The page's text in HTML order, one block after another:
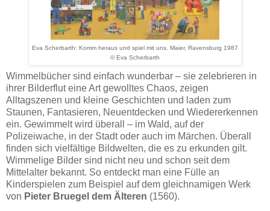
Eva Scherbarth: Komm heraus und spiel mit uns. Maier, Ravensburg 1987
© Eva Scherbarth
Wimmelbücher sind einfach wunderbar – sie zelebrieren in
ihrer Bilderflut eine Art gewolltes Chaos, zeigen
Alltagszenen und kleine Geschichten und laden zum
Staunen, Fantasieren, Neuentdecken und Wiedererkennen
ein. Gewimmelt wird überall – im Wald, auf der
Polizeiwache, in der Stadt oder auch im Märchen. Überall
finden sich vielfältige Bildwelten, die es zu erkunden gilt.
Wimmelige Bilder sind nicht neu und schon seit dem
Mittelalter bekannt. So entdeckt man eine Fülle an
Kinderspielen zum Beispiel auf dem gleichnamigen Werk
von Pieter Bruegel dem Älteren (1560).